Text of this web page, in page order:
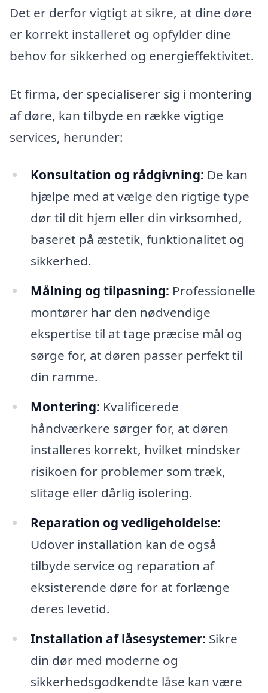
Det er derfor vigtigt at sikre, at dine døre
er korrekt installeret og opfylder dine
behov for sikkerhed og energieffektivitet.
Et firma, der specialiserer sig i montering
af døre, kan tilbyde en række vigtige
services, herunder:
Konsultation og rådgivning: De kan
hjælpe med at vælge den rigtige type
dør til dit hjem eller din virksomhed,
baseret på æstetik, funktionalitet og
sikkerhed.
Målning og tilpasning: Professionelle
montører har den nødvendige
ekspertise til at tage præcise mål og
sørge for, at døren passer perfekt til
din ramme.
Montering: Kvalificerede
håndværkere sørger for, at døren
installeres korrekt, hvilket mindsker
risikoen for problemer som træk,
slitage eller dårlig isolering.
Reparation og vedligeholdelse:
Udover installation kan de også
tilbyde service og reparation af
eksisterende døre for at forlænge
deres levetid.
Installation af låsesystemer: Sikre
din dør med moderne og
sikkerhedsgodkendte låse kan være